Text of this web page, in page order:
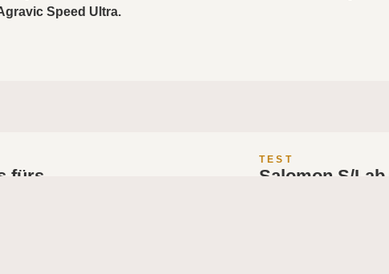
Speed Ultra.
fürs
TEST
Salomon S/